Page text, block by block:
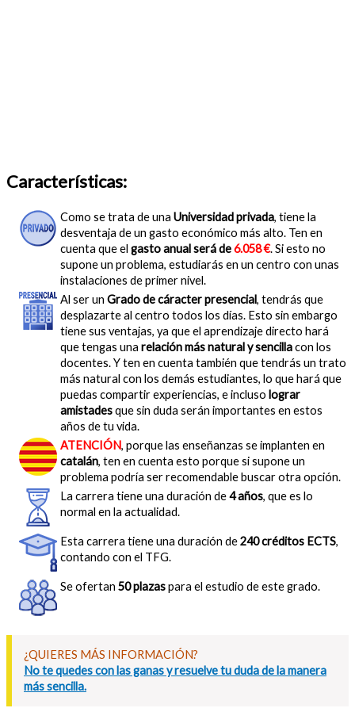
Características:
Como se trata de una Universidad privada, tiene la
desventaja de un gasto económico más alto. Ten en
cuenta que el gasto anual será de6.058 €. Si esto no
supone un problema, estudiarás en un centro con unas
instalaciones de primer nivel.
Al ser un Grado de cáracter presencial, tendrás que
desplazarte al centro todos los días. Esto sin embargo
tiene sus ventajas, ya que el aprendizaje directo hará
que tengas una relación más natural y sencillacon los
docentes. Y ten en cuenta también que tendrás un trato
más natural con los demás estudiantes, lo que hará que
puedas compartir experiencias, e incluso lograr
amistadesque sin duda serán importantes en estos
años de tu vida.
ATENCIÓN, porque las enseñanzas se implanten en
catalán, ten en cuenta esto porque si supone un
problema podría ser recomendable buscar otra opción.
La carrera tiene una duración de4 años, que es lo
normal en la actualidad.
Esta carrera tiene una duración de240 créditos ECTS,
contando con el TFG.
Se ofertan 50 plazaspara el estudio de este grado.
¿QUIERES MÁS INFORMACIÓN?
No te quedes con las ganas y resuelve tu duda de la manera
más sencilla.